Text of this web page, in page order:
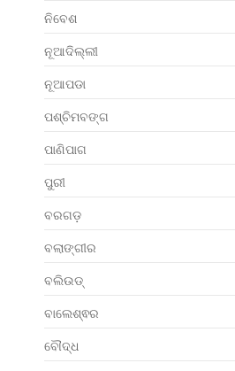
ନିବେଶ
ନୂଆଦିଲ୍ଲୀ
ନୂଆପଡା
ପଶ୍ଚିମବଙ୍ଗ
ପାଣିପାଗ
ପୁରୀ
ବରଗଡ଼
ବଲାଙ୍ଗୀର
ବଲିଉଡ୍
ବାଲେଶ୍ଵର
ବୌଦ୍ଧ